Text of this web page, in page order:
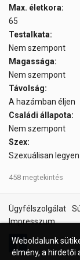
Max. életkora:
65
Testalkata:
Nem szempont
Magassága:
Nem szempont
Távolság:
A hazámban éljen
Családi állapota:
Nem szempont
Szex:
Szexuálisan
458 megtekintés
Ügyfélszolgálat
Impresszum
Weboldalunk
élmény, a hirdetői